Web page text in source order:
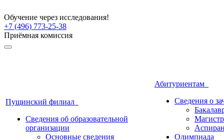
Обучение через исследования!
+7 (496) 773-25-38
Приёмная комиссия
Пущинский филиал
Сведения об образовательной
организации
Основные сведения
Абитуриентам
Сведения о
Олимпиада